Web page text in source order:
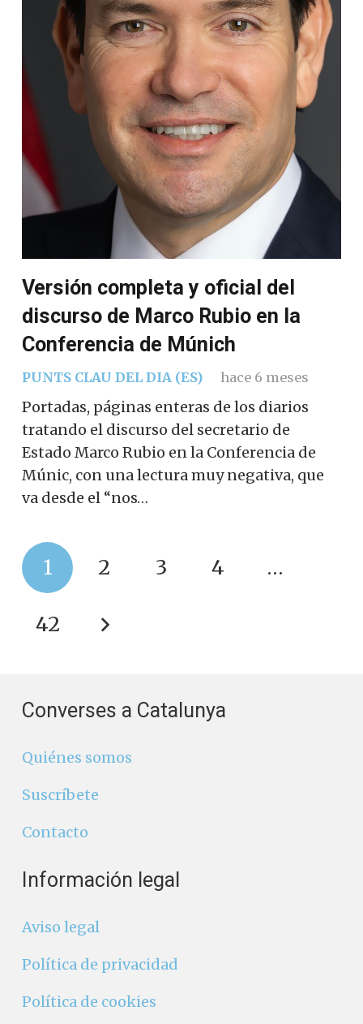
Versión completa y oficial del
discurso de Marco Rubio en la
Conferencia de Múnich
PUNTS CLAU DEL DIA (ES) hace 6 meses
Portadas, páginas enteras de los diarios
tratando el discurso del secretario de
Estado Marco Rubio en la Conferencia de
Múnic, con una lectura muy negativa, que
va desde el “nos…
1 2 3 4 …
42
Converses a Catalunya
Quiénes somos
Suscríbete
Contacto
Información legal
Aviso legal
Política de privacidad
Política de cookies